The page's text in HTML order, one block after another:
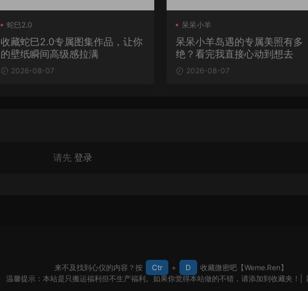
蛇巳2.0
收藏蛇巳2.0专属图集作品，让你
的壁纸瞬间高级感拉满
2026-08-07
呆呆小羊
呆呆小羊岛遇的专属美照有多
绝？看完我直接心动到想去
2026-08-07
请先 登录
来不及找到心仪的内容？按 Ctr + D
收藏微密吧【Weme.Ren】
温馨提示：本站是只搬运福利但不生产福利。如果你觉得本站做的不错，请添加到收藏夹！|